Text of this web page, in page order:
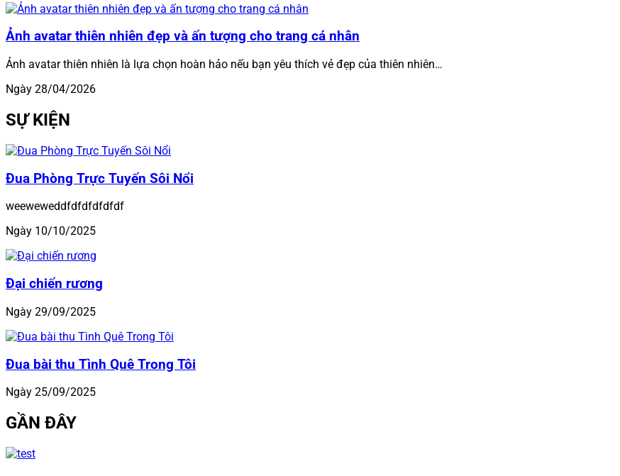
Ảnh avatar thiên nhiên đẹp và ấn tượng cho trang cá nhân
Ảnh avatar thiên nhiên là lựa chọn hoàn hảo nếu bạn yêu thích vẻ đẹp của thiên nhiên…
Ngày 28/04/2026
SỰ KIỆN
Đua Phòng Trực Tuyến Sôi Nổi
weeweweddfdfdfdfdfdf
Ngày 10/10/2025
Đại chiến rương
Ngày 29/09/2025
Đua bài thu Tình Quê Trong Tôi
Ngày 25/09/2025
GẦN ĐÂY